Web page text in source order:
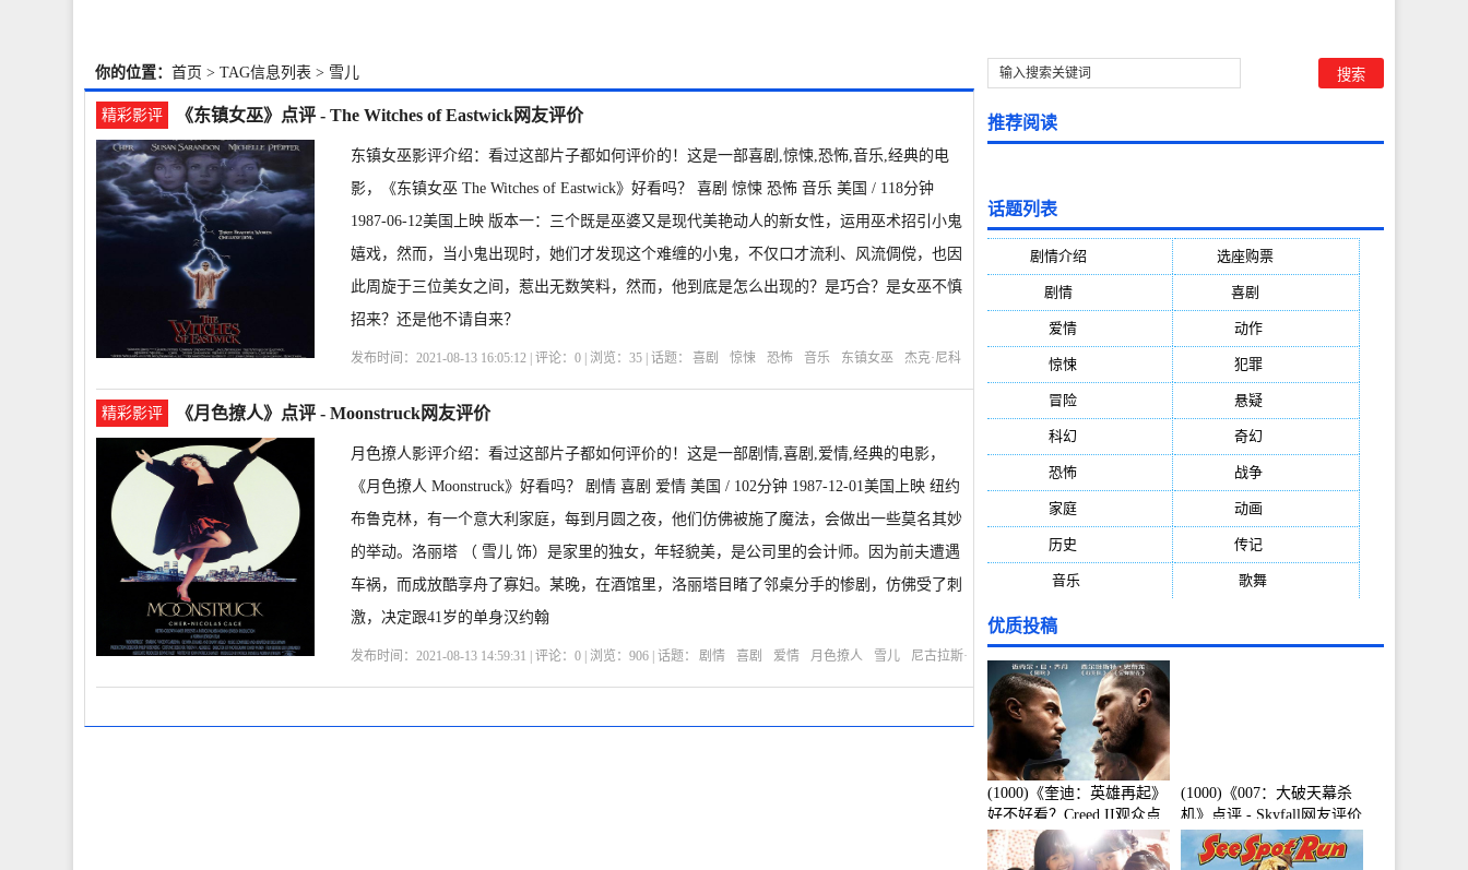
你的位置： 首页 > TAG信息列表 > 雪儿
精彩影评 《东镇女巫》点评 - The Witches of Eastwick网友评价
东镇女巫影评介绍：看过这部片子都如何评价的！这是一部喜剧,惊悚,恐怖,音乐,经典的电
影，《东镇女巫 The Witches of Eastwick》好看吗？ 喜剧 惊悚 恐怖 音乐 美国 / 118分钟
1987-06-12美国上映 版本一：三个既是巫婆又是现代美艳动人的新女性，运用巫术招引小鬼
嬉戏，然而，当小鬼出现时，她们才发现这个难缠的小鬼，不仅口才流利、风流倜傥，也因
此周旋于三位美女之间，惹出无数笑料，然而，他到底是怎么出现的？是巧合？是女巫不慎
招来？还是他不请自来？
发布时间：2021-08-13 16:05:12 | 评论：0 | 浏览：35 | 话题： 喜剧 惊悚 恐怖 音乐 东镇女巫
杰克·尼科
尔森
雪儿 苏珊·萨兰登 乔治·米勒 选座购票 剧情介绍
精彩影评 《月色撩人》点评 - Moonstruck网友评价
月色撩人影评介绍：看过这部片子都如何评价的！这是一部剧情,喜剧,爱情,经典的电影，
《月色撩人 Moonstruck》好看吗？ 剧情 喜剧 爱情 美国 / 102分钟 1987-12-01美国上映 纽约
布鲁克林，有一个意大利家庭，每到月圆之夜，他们仿佛被施了魔法，会做出一些莫名其妙
的举动。洛丽塔 （ 雪儿 饰）是家里的独女，年轻貌美，是公司里的会计师。因为前夫遭遇
车祸，而成放酷享舟了寡妇。某晚，在酒馆里，洛丽塔目睹了邻桌分手的惨剧，仿佛受了刺
激，决定跟41岁的单身汉约翰
发布时间：2021-08-13 14:59:31 | 评论：0 | 浏览：906 | 话题： 剧情 喜剧 爱情 月色撩人 雪儿
尼古拉斯·
凯奇
丹尼·爱罗 诺曼·杰威森 选座购票 剧情介绍
推荐阅读
话题列表
剧情介绍 选座购票(5388)
剧情 喜剧
爱情(887) 动作
惊悚(648) 犯罪
冒险(377) 悬疑
科幻 奇幻
恐怖(236) 战争
家庭(195) 动画
历史 传记
音乐 歌舞(81)
优质投稿
(1000)《奎迪：英雄再起》
好不好看？Creed II观众点
评及剧本
(1000)《007：大破天幕杀
机》点评 - Skyfall网友评价